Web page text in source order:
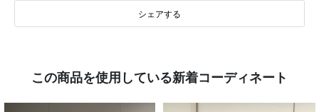
シェアする
この商品を使用している新着コーディネート